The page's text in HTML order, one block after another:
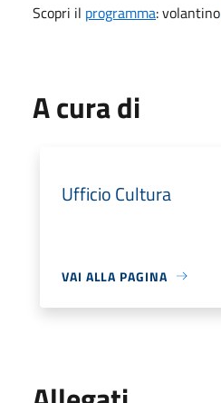
Scopri il programma: volantino
A cura di
Ufficio Cultura
VAI ALLA PAGINA